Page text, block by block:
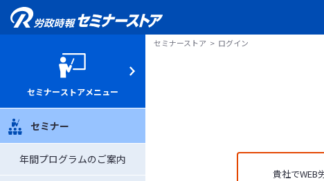
セミナーストアメニュー
セミナー
年間プログラムのご案内
セミナーストア ログイン
貴社でWEB